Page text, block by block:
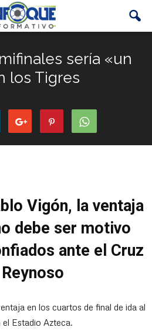
sería «un
los Tigres
Vigón, la ventaja
debe ser motivo
ante el Cruz
en los cuartos de final de ida al
Estadio Azteca.